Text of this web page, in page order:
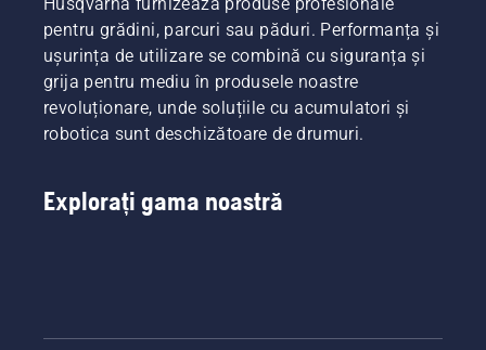
pentru grădini, parcuri sau păduri. Performanța și
ușurința de utilizare se combină cu siguranța și
grija pentru mediu în produsele noastre
revoluționare, unde soluțiile cu acumulatori și
robotica sunt deschizătoare de drumuri.
Explorați gama noastră